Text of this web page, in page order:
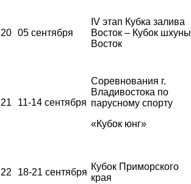
20 05 сентября
IV этап Кубка залива
Восток – Кубок шхуны
Восток
21 11-14 сентября
Соревнования г.
Владивостока по
парусному спорту
«Кубок юнг»
22 18-21 сентября
Кубок Приморского
края